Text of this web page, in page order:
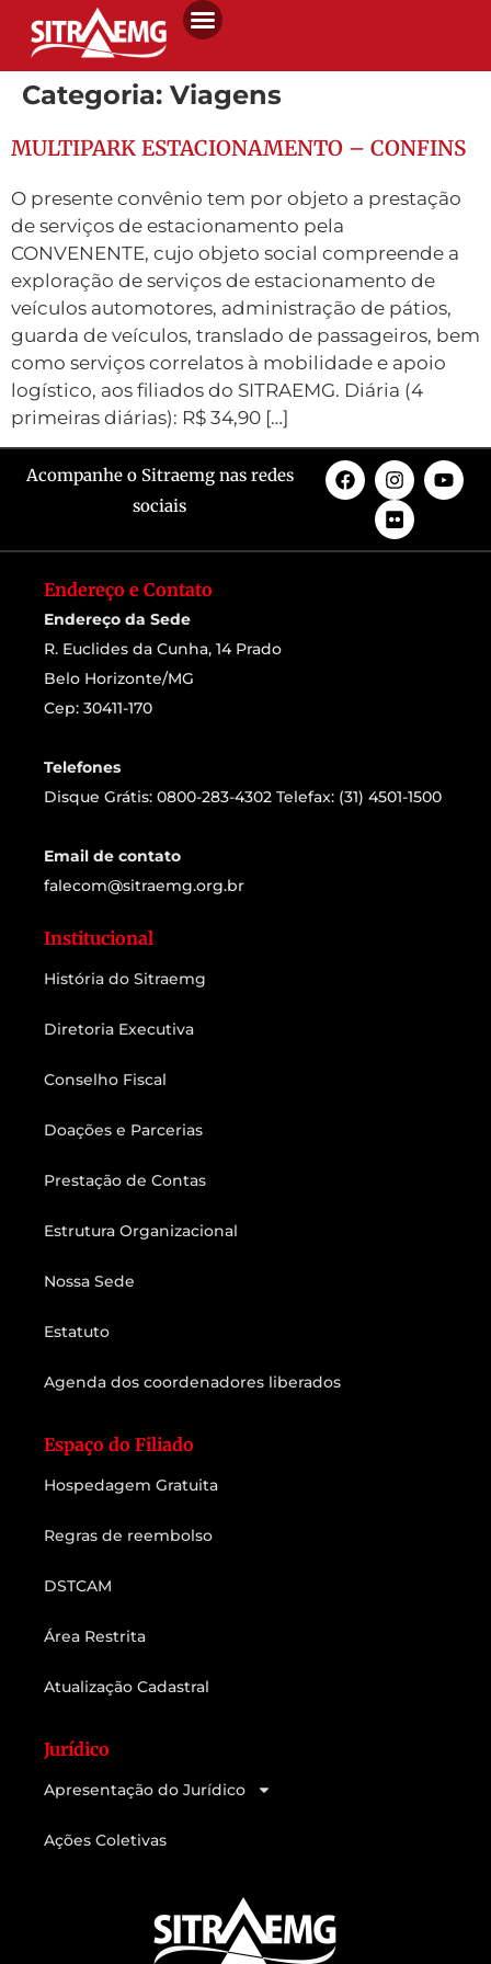
Categoria: Viagens
MULTIPARK ESTACIONAMENTO – CONFINS
O presente convênio tem por objeto a prestação
de serviços de estacionamento pela
CONVENENTE, cujo objeto social compreende a
exploração de serviços de estacionamento de
veículos automotores, administração de pátios,
guarda de veículos, translado de passageiros, bem
como serviços correlatos à mobilidade e apoio
logístico, aos filiados do SITRAEMG. Diária (4
primeiras diárias): R$ 34,90 […]
Acompanhe o Sitraemg nas redes
sociais
Endereço e Contato
Endereço da Sede
R. Euclides da Cunha, 14 Prado
Belo Horizonte/MG
Cep: 30411-170
Telefones
Disque Grátis: 0800-283-4302 Telefax: (31) 4501-1500
Email de contato
falecom@sitraemg.org.br
Institucional
História do Sitraemg
Diretoria Executiva
Conselho Fiscal
Doações e Parcerias
Prestação de Contas
Estrutura Organizacional
Nossa Sede
Estatuto
Agenda dos coordenadores liberados
Espaço do Filiado
Hospedagem Gratuita
Regras de reembolso
DSTCAM
Área Restrita
Atualização Cadastral
Jurídico
Apresentação do Jurídico
Ações Coletivas